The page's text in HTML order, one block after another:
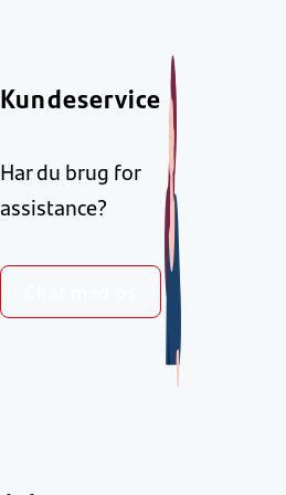
Kundeservice
Har du brug for
assistance?